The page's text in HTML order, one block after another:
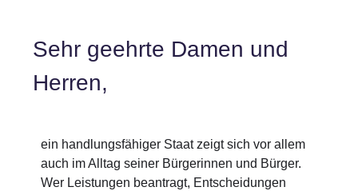
Sehr geehrte Damen und
Herren,
ein handlungsfähiger Staat zeigt sich vor allem
auch im Alltag seiner Bürgerinnen und Bürger.
Wer Leistungen beantragt, Entscheidungen